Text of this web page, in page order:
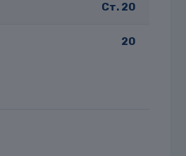
Ст. 20
20